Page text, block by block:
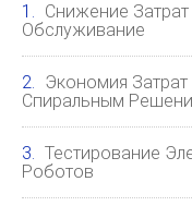
Снижение
Обслуживание
Экономия Затрат
Спиральным
Тестирование
Роботов